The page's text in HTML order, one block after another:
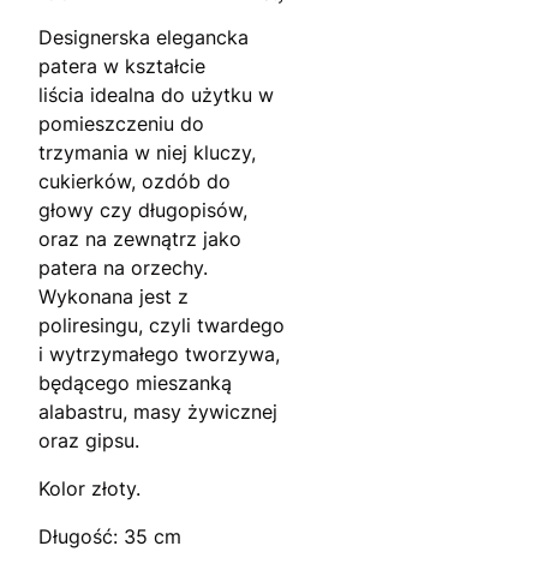
Designerska elegancka
patera w kształcie
liścia idealna do użytku w
pomieszczeniu do
trzymania w niej kluczy,
cukierków, ozdób do
głowy czy długopisów,
oraz na zewnątrz jako
patera na orzechy.
Wykonana jest z
poliresingu, czyli twardego
i wytrzymałego tworzywa,
będącego mieszanką
alabastru, masy żywicznej
oraz gipsu.
Kolor złoty.
Długość: 35 cm